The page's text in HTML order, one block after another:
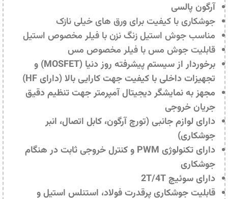
آرگون پالسی
جوشکاری با کیفیت برای ورق های خیلی نازک
مناسب جوش استیل زنگ‌ نزن با فیلر مخصوص استیل
قابلیت جوش مس با فیلر مخصوص مس
برخوردار از سیستم پیشرفته روز دنیا (MOSFET) و
تجهیزات داخلی با کیفیت جهت کارایی بالا (دارای HF)
مجهز به نمایشگر دیجیتال آمپرمتر جهت تنظیم دقیق
جریان خروجی
دارای لوازم جانبی (تورچ آرگون، کابل اتصال، انبر
جوشکاری)
دارای تکنولوژی PWM و کنترل خروجی ثابت در هنگام
جوشکاری
دارای سوئیچ 2T/4T
قابلیت جوشکاری پرقدرت فولاد، استنلس استیل و